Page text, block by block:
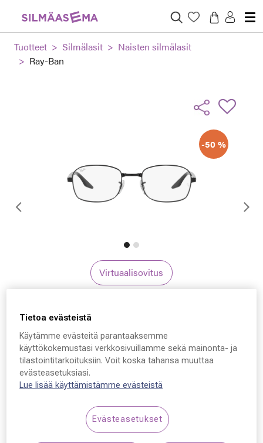
Tuotteet Silmälasit
Naisten silmälasit
Ray-Ban
-50 %
Edellinen
Virtuaalisovitus
Ray-Ban 3690V, 2509
53 - 21 - 145
Hinta alennettuAlennettu hinta
Tietoa evästeistä
Käytämme evästeitä parantaaksemme
käyttökokemustasi verkkosivuillamme sekä mainonta- ja
tilastointitarkoituksiin. Voit koska tahansa muuttaa
evästeasetuksiasi.
Lue lisää käyttämistämme evästeistä
Evästeasetukset